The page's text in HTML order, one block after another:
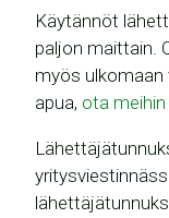
Käytännöt
paljon maittain.
myös
apua, ota